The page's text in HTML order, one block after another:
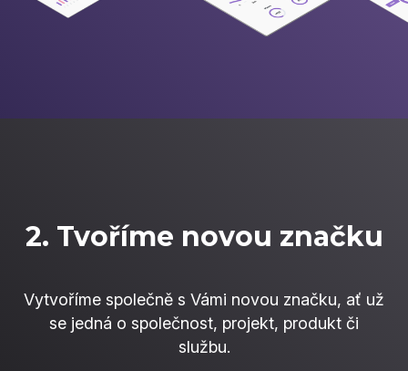
2. Tvoříme novou značku
Vytvoříme společně s Vámi novou značku, ať už
se jedná o společnost, projekt, produkt či
službu.